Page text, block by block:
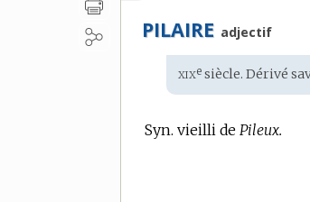
PILAIRE adjectif
Étymologie
:
xixe siècle. Dérivé
Syn. vieilli de Pileux.